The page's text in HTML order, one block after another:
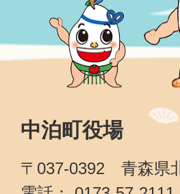
中泊町役場
〒037-0392 青森県